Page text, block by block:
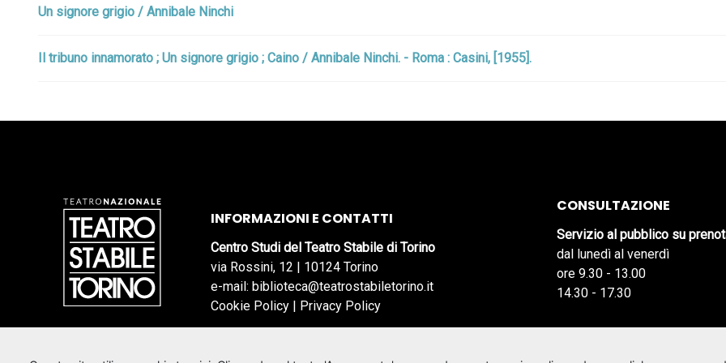
Un signore grigio / Annibale Ninchi
Il tribuno innamorato ; Un signore grigio ; Caino / Annibale Ninchi. - Roma : Casini, [1955].
INFORMAZIONI E CONTATTI
Centro Studi del Teatro Stabile di Torino
via Rossini, 12 | 10124 Torino
e-mail: biblioteca@teatrostabiletorino.it
Cookie Policy | Privacy Policy
CONSULTAZIONE
Servizio al pubblico su
dal lunedì al venerdì
ore 9.30 - 13.00
14.30 - 17.30